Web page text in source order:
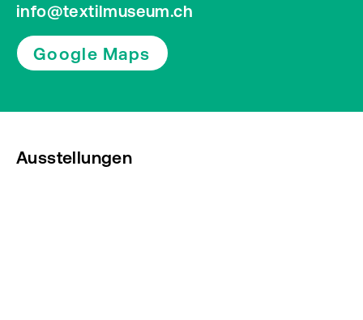
info@textilmuseum.ch
Google Maps
Ausstellungen